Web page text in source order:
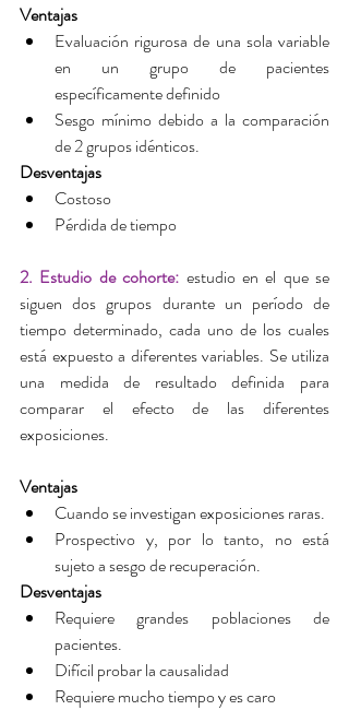
Ventajas
Evaluación rigurosa de una sola variable
en un grupo de pacientes
específicamente definido
Sesgo mínimo debido a la comparación
de 2 grupos idénticos.
Desventajas
Costoso
Pérdida de tiempo
2. Estudio de cohorte: estudio en el que se
siguen dos grupos durante un período de
tiempo determinado, cada uno de los cuales
está expuesto a diferentes variables. Se utiliza
una medida de resultado definida para
comparar el efecto de las diferentes
exposiciones.
Ventajas
Prospectivo y, por lo tanto, no está
sujeto a sesgo de recuperación.
Desventajas
Requiere grandes poblaciones de
pacientes.
Difícil probar la causalidad
Requiere mucho tiempo y es caro